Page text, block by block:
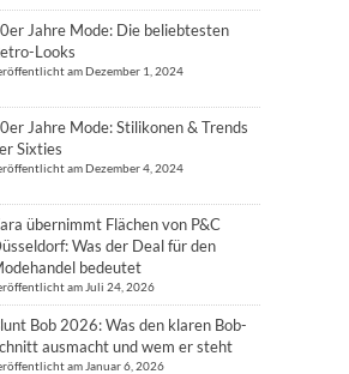
Jahre Mode: Die beliebtesten
Looks
am Dezember 1, 2024
Jahre Mode: Stilikonen & Trends
Sixties
am Dezember 4, 2024
übernimmt Flächen von P&C
Was der Deal für den
bedeutet
am Juli 24, 2026
Bob 2026: Was den klaren Bob-
ausmacht und wem er steht
am Januar 6, 2026